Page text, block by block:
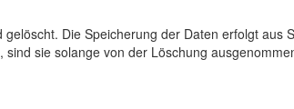
Die Speicherung der Daten erfolgt aus
sie solange von der Löschung